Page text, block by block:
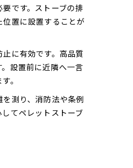
です。ストーブの排
置に設置することが
に有効です。高品質
設置前に近隣へ一言
。
測り、消防法や条例
てペレットストーブ